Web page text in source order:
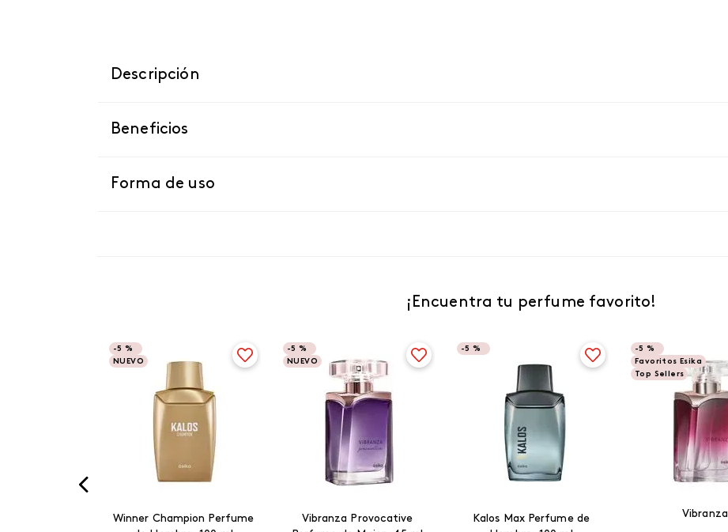
Descripción
Beneficios
Forma de uso
¡Encuentra tu perfume favorito!
-5 %
NUEVO
Winner Champion Perfume
-5 %
NUEVO
Vibranza Provocative
-5 %
Kalos Max Perfume de
-5 %
Favoritos Esika
Top Sellers
Vibranza